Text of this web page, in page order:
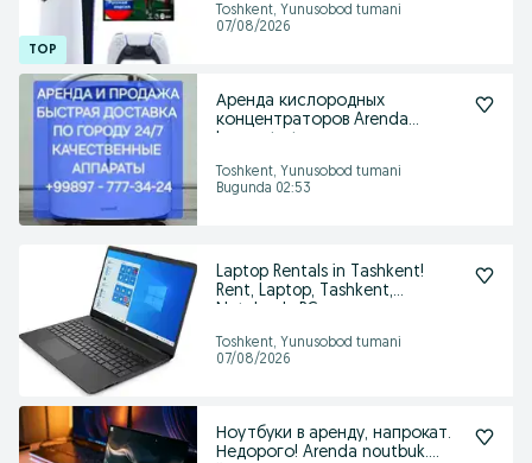
Toshkent, Yunusobod tumani
07/08/2026
Аренда кислородных
концентраторов Arenda
Toshkent, Yunusobod tumani
Bugunda 02:53
Laptop Rentals in Tashkent!
Rent, Laptop, Tashkent,
Toshkent, Yunusobod tumani
07/08/2026
Ноутбуки в аренду, напрокат.
Недорого! Arenda noutbuk.